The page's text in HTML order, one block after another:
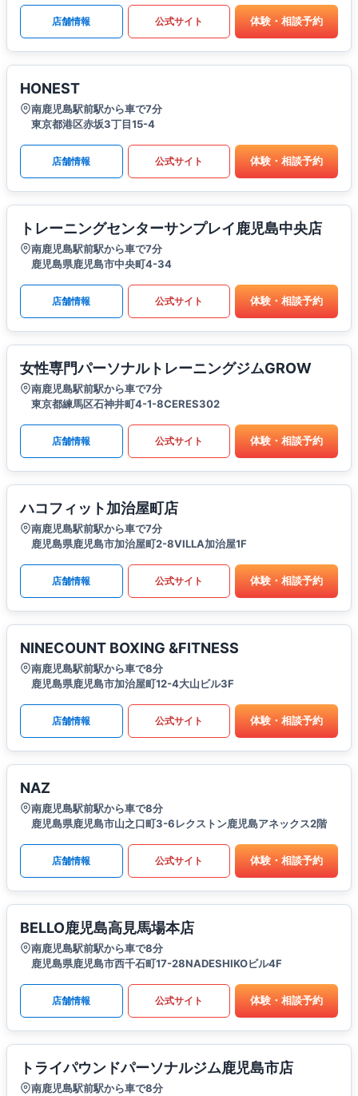
店舗情報 公式サイト 体験・相談予約
HONEST
南鹿児島駅前駅から車で7分
東京都港区赤坂3丁目15-4
店舗情報 公式サイト 体験・相談予約
トレーニングセンターサンプレイ鹿児島中央店
南鹿児島駅前駅から車で7分
鹿児島県鹿児島市中央町4-34
店舗情報 公式サイト 体験・相談予約
女性専門パーソナルトレーニングジムGROW
南鹿児島駅前駅から車で7分
東京都練馬区石神井町4-1-8CERES302
店舗情報 公式サイト 体験・相談予約
ハコフィット加治屋町店
南鹿児島駅前駅から車で7分
鹿児島県鹿児島市加治屋町2-8VILLA加治屋1F
店舗情報 公式サイト 体験・相談予約
NINECOUNT BOXING &FITNESS
南鹿児島駅前駅から車で8分
鹿児島県鹿児島市加治屋町12-4大山ビル3F
店舗情報 公式サイト 体験・相談予約
NAZ
南鹿児島駅前駅から車で8分
鹿児島県鹿児島市山之口町3-6レクストン鹿児島アネックス2階
店舗情報 公式サイト 体験・相談予約
BELLO鹿児島高見馬場本店
南鹿児島駅前駅から車で8分
鹿児島県鹿児島市西千石町17-28NADESHIKOビル4F
店舗情報 公式サイト 体験・相談予約
トライパウンドパーソナルジム鹿児島市店
南鹿児島駅前駅から車で8分